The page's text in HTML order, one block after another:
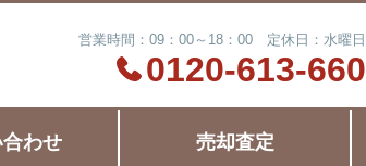
営業時間：09：00～18：00 定休日：水曜日
0120-613-660
わせ 売却査定